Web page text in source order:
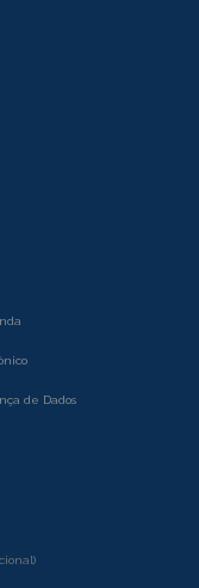
de Dados